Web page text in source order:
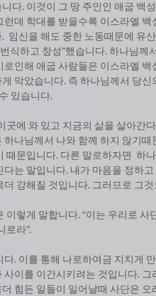
다. 이것이 그 땅 주인인 애굽 백
데 학대를 받을수록 이스라엘
임신을 해도 중한 노동때문에 유
식하고 창성”했습니다. 하나님
인해 애굽 사람들은 이스라엘
막았습니다. 즉 하나님께서 당
있습니다.
곳에 와 있고 지금의 삶을 살아간
나님께서 나와 함께 하지 않기
때문입니다. 다른 말로하자면  하
는 말입니다. 내가 마음을 정하
강해질 것입니다. 그러므로 그
이렇게 말합니다. “이는 우리로
로라”.
. 이를 통해 나로하여금 지치게
이를 이간시키려는 것입니다.
힘든 일들이 일어날때 사단은